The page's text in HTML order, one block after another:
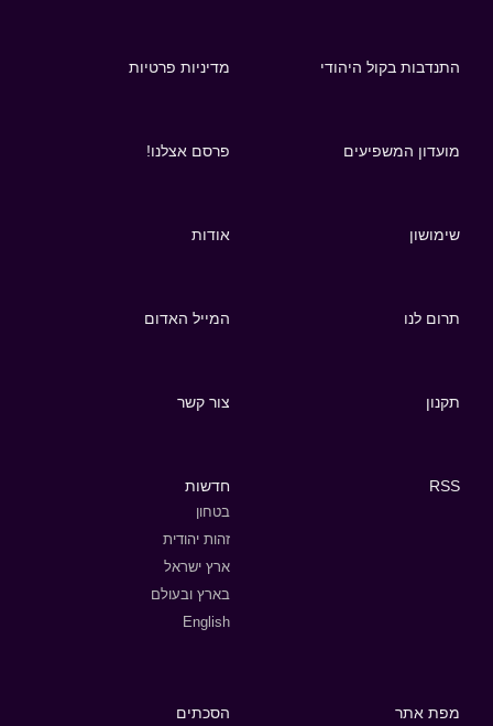
התנדבות בקול היהודי מדיניות פרטיות
מועדון המשפיעים פרסם אצלנו!
שימושון אודות
תרום לנו המייל האדום
תקנון צור קשר
RSS חדשות
בטחון
זהות יהודית
ארץ ישראל
בארץ ובעולם
English
מפת אתר הסכתים